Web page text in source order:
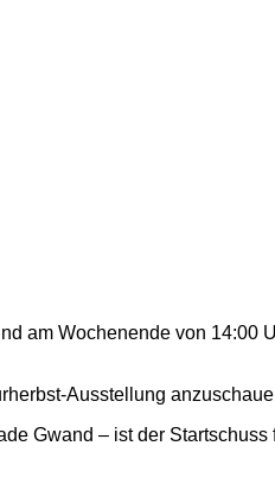
am Wochenende von 14:00
Ausstellung
Gwand – ist der